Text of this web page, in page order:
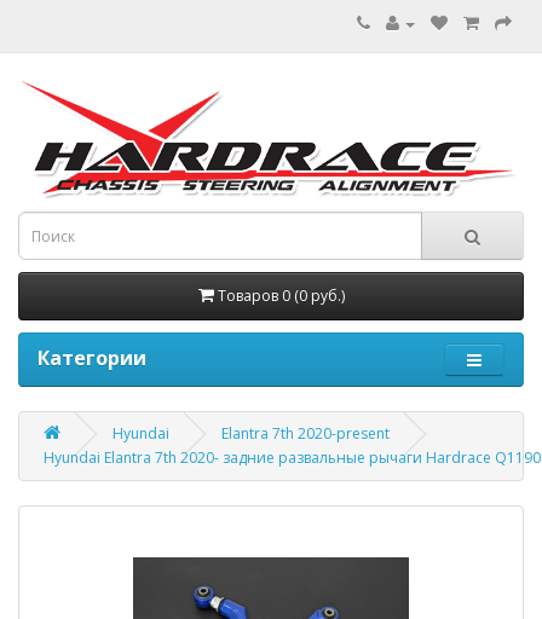
Товаров 0 (0 руб.)
Категории
Hyundai
Elantra 7th 2020-present
Hyundai Elantra 7th 2020- задние развальные рычаги Hardrace Q1190